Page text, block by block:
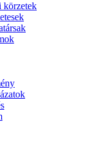
körzetek